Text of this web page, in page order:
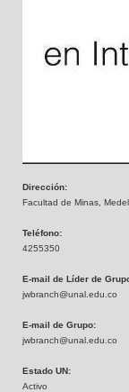
Dirección:
Facultad de Minas,
Teléfono:
4255350
E-mail de Líder de
jwbranch@unal.edu.co
E-mail de Grupo:
jwbranch@unal.edu.co
Estado UN:
Activo